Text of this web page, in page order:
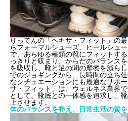
りってんの「ヘキサ・フィット」の
らフォーマルシューズ、ヒールシュ
で、あらゆる種類の靴にフィットす
っきりと収まり、からだのバランス
を吸収し、靴と足の間の摩擦を減ら
でのジョギングから、長時間の立ち
なシチュエーションにも最適なサポ
サ・フィット」は、ウェルネス業界
として、靴底との一体感を追求し、
上させます。
体のバランスを整え、日常生活の質を